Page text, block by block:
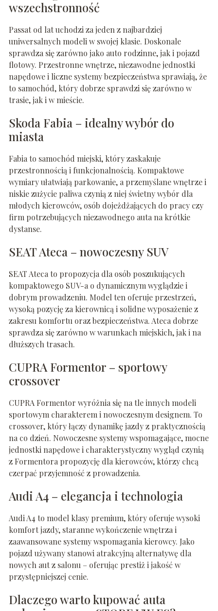
wszechstronność
Passat od lat uchodzi za jeden z najbardziej
uniwersalnych modeli w swojej klasie. Doskonale
sprawdza się zarówno jako auto rodzinne, jak i pojazd
flotowy. Przestronne wnętrze, niezawodne jednostki
napędowe i liczne systemy bezpieczeństwa sprawiają, że
to samochód, który dobrze sprawdzi się zarówno w
trasie, jak i w mieście.
Skoda Fabia – idealny wybór do
miasta
Fabia to samochód miejski, który zaskakuje
przestronnością i funkcjonalnością. Kompaktowe
wymiary ułatwiają parkowanie, a przemyślane wnętrze i
niskie zużycie paliwa czynią z niej świetny wybór dla
młodych kierowców, osób dojeżdżających do pracy czy
firm potrzebujących niezawodnego auta na krótkie
dystanse.
SEAT Ateca – nowoczesny SUV
SEAT Ateca to propozycja dla osób poszukujących
kompaktowego SUV-a o dynamicznym wyglądzie i
dobrym prowadzeniu. Model ten oferuje przestrzeń,
wysoką pozycję za kierownicą i solidne wyposażenie z
zakresu komfortu oraz bezpieczeństwa. Ateca dobrze
sprawdza się zarówno w warunkach miejskich, jak i na
dłuższych trasach.
CUPRA Formentor – sportowy
crossover
CUPRA Formentor wyróżnia się na tle innych modeli
sportowym charakterem i nowoczesnym designem. To
crossover, który łączy dynamikę jazdy z praktycznością
na co dzień. Nowoczesne systemy wspomagające, mocne
jednostki napędowe i charakterystyczny wygląd czynią
z Formentora propozycję dla kierowców, którzy chcą
czerpać przyjemność z prowadzenia.
Audi A4 – elegancja i technologia
Audi A4 to model klasy premium, który oferuje wysoki
komfort jazdy, staranne wykończenie wnętrza i
zaawansowane systemy wspomagania kierowcy. Jako
pojazd używany stanowi atrakcyjną alternatywę dla
nowych aut z salonu – oferując prestiż i jakość w
przystępniejszej cenie.
Dlaczego warto kupować auta